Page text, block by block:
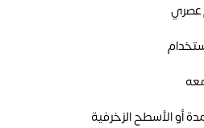
عصري
أو الأسطح الزخرفية